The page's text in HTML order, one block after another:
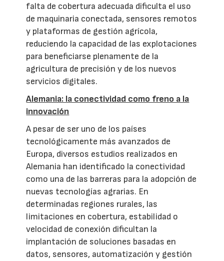
falta de cobertura adecuada dificulta el uso
de maquinaria conectada, sensores remotos
y plataformas de gestión agrícola,
reduciendo la capacidad de las explotaciones
para beneficiarse plenamente de la
agricultura de precisión y de los nuevos
servicios digitales.
Alemania: la conectividad como freno a la
innovación
A pesar de ser uno de los países
tecnológicamente más avanzados de
Europa, diversos estudios realizados en
Alemania han identificado la conectividad
como una de las barreras para la adopción de
nuevas tecnologías agrarias. En
determinadas regiones rurales, las
limitaciones en cobertura, estabilidad o
velocidad de conexión dificultan la
implantación de soluciones basadas en
datos, sensores, automatización y gestión